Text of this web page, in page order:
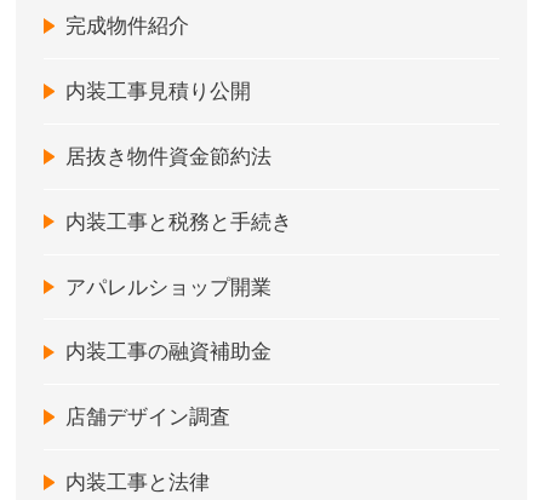
完成物件紹介
内装工事見積り公開
居抜き物件資金節約法
内装工事と税務と手続き
アパレルショップ開業
内装工事の融資補助金
店舗デザイン調査
内装工事と法律